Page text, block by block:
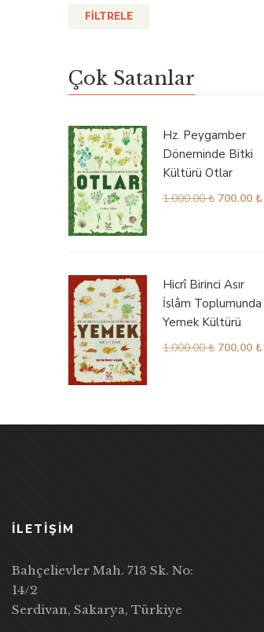
FILTRELE
Çok Satanlar
Hz. Peygamber
Döneminde Bitki
Kültürü Otlar
1,000.00₺ 700.00 ₺
Hicrî Birinci Asır
İslâm Toplumunda
Yemek Kültürü
1,000.00₺ 700.00 ₺
İLETİŞİM
Bahçelievler Mah. 713 Sk. No:
14/2
Serdivan, Sakarya, Türkiye